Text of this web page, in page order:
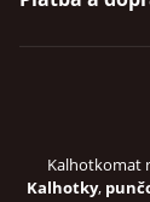
Kalhotkomat
Kalhotky,